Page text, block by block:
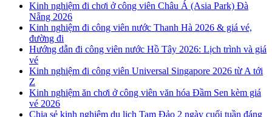
Kinh nghiệm đi chơi ở công viên Châu Á (Asia Park) Đà
Nẵng 2026
Kinh nghiệm đi công viên nước Thanh Hà 2026 & giá vé,
đường đi
Hướng dẫn đi công viên nước Hồ Tây 2026: Lịch trình và giá
vé
Kinh nghiệm đi công viên Universal Singapore 2026 từ A tới
Z
Kinh nghiệm ăn chơi ở công viên văn hóa Đầm Sen kèm giá
vé 2026
Chia sẻ kinh nghiệm du lịch Tam Đảo 2 ngày cuối tuần đáng